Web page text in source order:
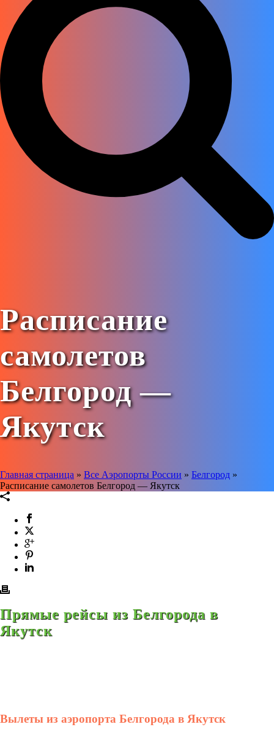
Расписание
самолетов
Белгород —
Якутск
Главная страница » Все Аэропорты России » Белгород »
Расписание самолетов Белгород — Якутск
Прямые рейсы из Белгорода в
Якутск
Вылеты из аэропорта Белгорода в Якутск